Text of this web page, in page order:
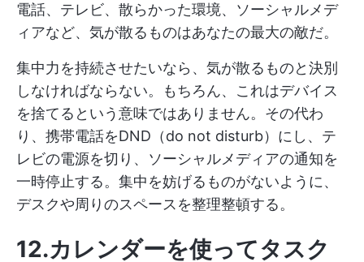
電話、テレビ、散らかった環境、ソーシャルメデ
ィアなど、気が散るものはあなたの最大の敵だ。
集中力を持続させたいなら、気が散るものと決別
しなければならない。もちろん、これはデバイス
を捨てるという意味ではありません。その代わ
り、携帯電話をDND（do not disturb）にし、テ
レビの電源を切り、ソーシャルメディアの通知を
一時停止する。集中を妨げるものがないように、
デスクや周りのスペースを整理整頓する。
12.カレンダーを使ってタスク